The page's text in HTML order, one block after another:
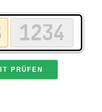
PRÜFEN